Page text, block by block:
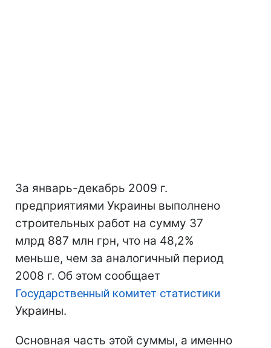
За январь-декабрь 2009 г.
предприятиями Украины выполнено
строительных работ на сумму 37
млрд 887 млн грн, что на 48,2%
меньше, чем за аналогичный период
2008 г. Об этом сообщает
Государственный комитет статистики
Украины.
Основная часть этой суммы, а именно